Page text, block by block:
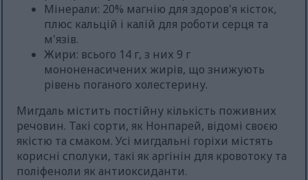
Мінерали: 20% магнію для здоров'я кісток,
плюс кальцій і калій для роботи серця та
м'язів.
Жири: всього 14 г, з них 9 г
мононенасичених жирів, що знижують
рівень поганого холестерину.
Мигдаль містить постійну кількість поживних
речовин. Такі сорти, як Нонпарей, відомі своєю
якістю та смаком. Усі мигдальні горіхи містять
корисні сполуки, такі як аргінін для кровотоку та
поліфеноли як антиоксиданти.